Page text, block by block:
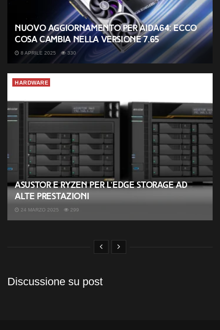
Nuovo aggiornamento per AIDA64: ecco
cosa cambia nella versione 7.65
8 APRILE 2025 330
HARDWARE
ASUSTOR e Ryzen per l’Edge Storage ad
alte prestazioni
24 MARZO 2025 299
Discussione su post